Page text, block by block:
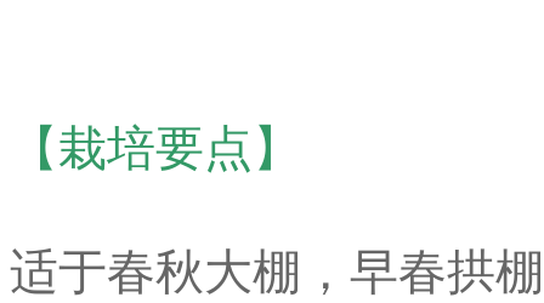
【栽培要点】
适于春秋大棚，早春拱